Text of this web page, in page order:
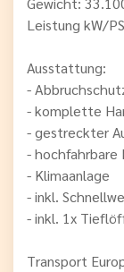
Leistung kW/
Ausstattung:
-
- komplette
- gestreckter
- hochfahrbare
- Klimaanlage
- inkl.
- inkl. 1x
Transport